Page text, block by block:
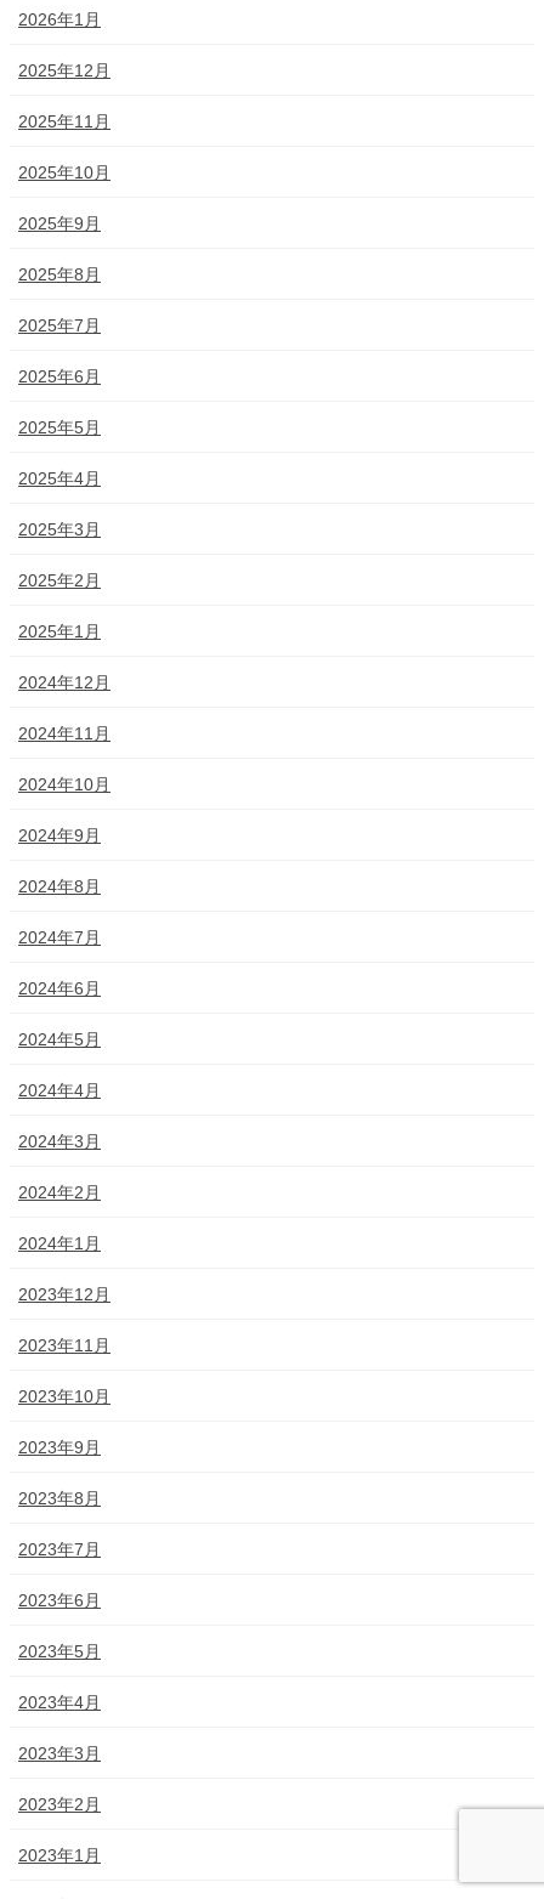
2026年1月
2025年12月
2025年11月
2025年10月
2025年9月
2025年8月
2025年7月
2025年6月
2025年5月
2025年4月
2025年3月
2025年2月
2025年1月
2024年12月
2024年11月
2024年10月
2024年9月
2024年8月
2024年7月
2024年6月
2024年5月
2024年4月
2024年3月
2024年2月
2024年1月
2023年12月
2023年11月
2023年10月
2023年9月
2023年8月
2023年7月
2023年6月
2023年5月
2023年4月
2023年3月
2023年2月
2023年1月